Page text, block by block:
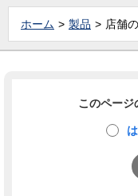
ホーム 製品 店舗
このページ